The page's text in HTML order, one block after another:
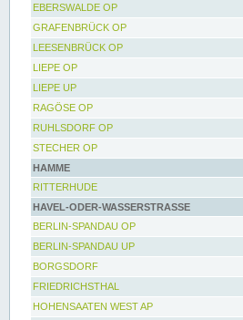
EBERSWALDE OP
GRAFENBRÜCK OP
LEESENBRÜCK OP
LIEPE OP
LIEPE UP
RAGÖSE OP
RUHLSDORF OP
STECHER OP
HAMME
RITTERHUDE
HAVEL-ODER-WASSERSTRASSE
BERLIN-SPANDAU OP
BERLIN-SPANDAU UP
BORGSDORF
FRIEDRICHSTHAL
HOHENSAATEN WEST AP